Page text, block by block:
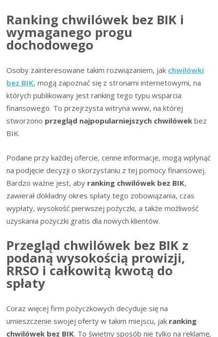
Ranking chwilówek bez BIK i
wymaganego progu
dochodowego
Osoby zainteresowane takim rozwiązaniem, jak chwilówki
bez BIK, mogą zapoznać się z stronami internetowymi, na
których publikowany jest ranking tego typu wsparcia
finansowego. To przejrzysta witryna www, na której
stworzono przegląd najpopularniejszych chwilówek bez
BIK.
Podane przy każdej ofercie, cenne informacje, mogą wpłynąć
na podjęcie decyzji o skorzystaniu z tej pomocy finansowej.
Bardzo ważne jest, aby ranking chwilówek bez BIK,
zawierał dokładny okres spłaty tego zobowiązania, czas
wypłaty, wysokość pierwszej pożyczki, a także możliwość
uzyskania pożyczki gratis dla nowych klientów.
Przegląd chwilówek bez BIK z
podaną wysokością prowizji,
RRSO i całkowitą kwotą do
spłaty
Coraz więcej firm pożyczkowych decyduje się na
umieszczenie swojej oferty w takim miejscu, jak ranking
chwilówek bez BIK. To świetny sposób nie tylko na reklamę,